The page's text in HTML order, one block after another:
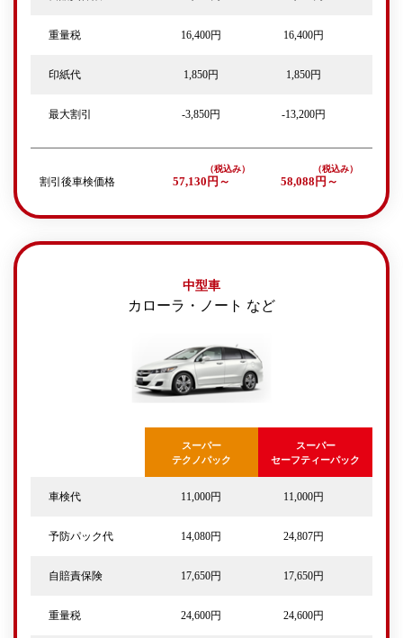
重量税 16,400円 16,400円
印紙代 1,850円 1,850円
最大割引 -3,850円 -13,200円
割引後車検価格 57,130円～ 58,088円～
中型車
カローラ・ノート など
スーパー
テクノパック
スーパー
セーフティーパック
車検代 11,000円 11,000円
予防パック代 14,080円 24,807円
自賠責保険 17,650円 17,650円
重量税 24,600円 24,600円